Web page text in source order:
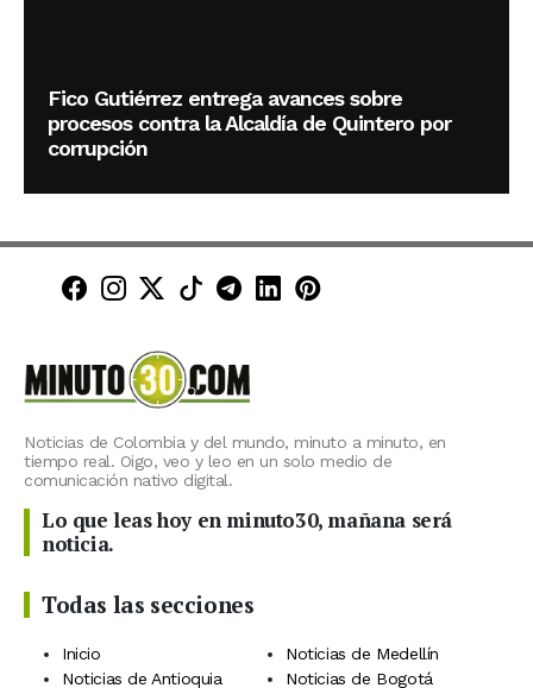
Fico Gutiérrez entrega avances sobre
procesos contra la Alcaldía de Quintero por
corrupción
Minuto30 en Facebook
Minuto30 en Instagram
Minuto30 en X (Twitter)
Minuto30 en TikTok
Canal de Minuto30 en
Minuto30 en LinkedIn
Minuto30 en
Noticias de Colombia y del mundo, minuto a minuto, en
tiempo real. Oigo, veo y leo en un solo medio de
comunicación nativo digital.
Lo que leas hoy en minuto30, mañana será
noticia.
Todas las secciones
Inicio
Noticias de Medellín
Noticias de Antioquia
Noticias de Bogotá